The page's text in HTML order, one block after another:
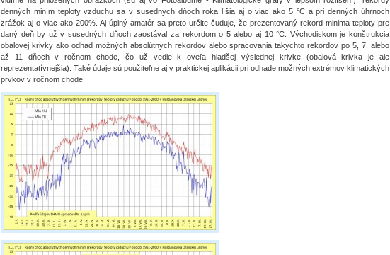
denných miním teploty vzduchu sa v susedných dňoch roka líšia aj o viac ako 5 °C a pri denných úhrnoch
zrážok aj o viac ako 200%. Aj úplný amatér sa preto určite čuduje, že prezentovaný rekord minima teploty pre
daný deň by už v susedných dňoch zaostával za rekordom o 5 alebo aj 10 °C. Východiskom je konštrukcia
obalovej krivky ako odhad možných absolútnych rekordov alebo spracovania takýchto rekordov po 5, 7, alebo
až 11 dňoch v ročnom chode, čo už vedie k oveľa hladšej výslednej krivke (obalová krivka je ale
reprezentatívnejšia). Také údaje sú použiteľne aj v praktickej aplikácii pri odhade možných extrémov klimatických
prvkov v ročnom chode.